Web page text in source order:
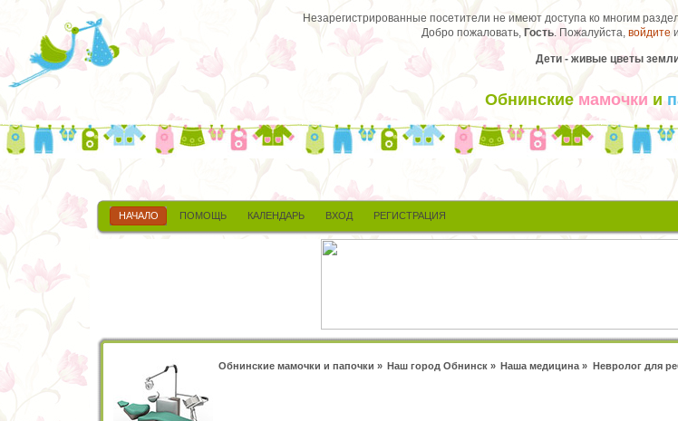
Незарегистрированные посетители не имеют доступа ко многим
Добро пожаловать, Гость. Пожалуйста, войдите
Дети - живые цветы
Обнинские мамочки и
НАЧАЛО ПОМОЩЬ КАЛЕНДАРЬ ВХОД РЕГИСТРАЦИЯ
Обнинские мамочки и папочки » Наш город Обнинск» Наша медицина » Невролог для